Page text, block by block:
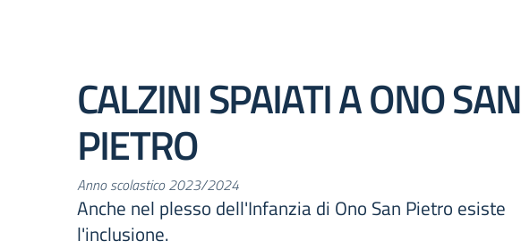
CALZINI SPAIATI A ONO SAN
PIETRO
Anno scolastico 2023/2024
Anche nel plesso dell'Infanzia di Ono San Pietro esiste
l'inclusione.